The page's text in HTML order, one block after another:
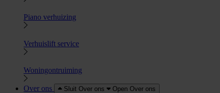
Piano verhuizing
Verhuislift service
Woningontruiming
Over ons Sluit Over ons Open Over ons